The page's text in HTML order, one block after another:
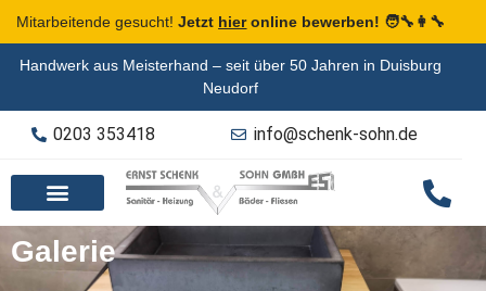
Mitarbeitende gesucht! Jetzt hieronline bewerben! 🧑‍🔧👩‍🔧
Handwerk aus Meisterhand – seit über 50 Jahren in Duisburg
Neudorf
0203 353418 info@schenk-sohn.de
Galerie